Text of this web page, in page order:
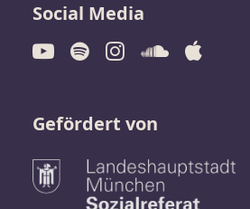
Social Media
Gefördert von